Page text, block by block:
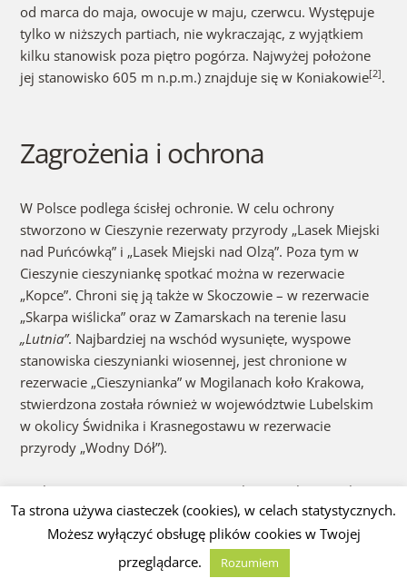
od marca do maja, owocuje w maju, czerwcu. Występuje
tylko w niższych partiach, nie wykraczając, z wyjątkiem
kilku stanowisk poza piętro pogórza. Najwyżej położone
jej stanowisko 605 m n.p.m.) znajduje się w Koniakowie[2].
Zagrożenia i ochrona
W Polsce podlega ścisłej ochronie. W celu ochrony
stworzono w Cieszynie rezerwaty przyrody „Lasek Miejski
nad Puńcówką” i „Lasek Miejski nad Olzą”. Poza tym w
Cieszynie cieszyniankę spotkać można w rezerwacie
„Kopce”. Chroni się ją także w Skoczowie – w rezerwacie
„Skarpa wiślicka” oraz w Zamarskach na terenie lasu
„Lutnia”. Najbardziej na wschód wysunięte, wyspowe
stanowiska cieszynianki wiosennej, jest chronione w
rezerwacie „Cieszynianka” w Mogilanach koło Krakowa,
stwierdzona została również w województwie Lubelskim
w okolicy Świdnika i Krasnegostawu w rezerwacie
przyrody „Wodny Dół”).
Roślina umieszczona na Czerwonej liście roślin i grzybów
Polski (2006)[5] w grupie gatunków narażonych na
wyginięcie na izolowanych stanowiskach, poza głównym
obszarem występowania (kategoria zagrożenia
Ta strona używa ciasteczek (cookies), w celach statystycznych.
Możesz wyłączyć obsługę plików cookies w Twojej
przeglądarce.
Rozumiem